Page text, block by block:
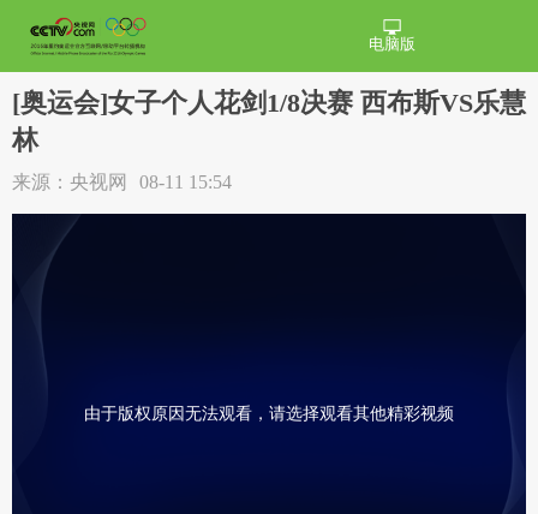
电脑版
[奥运会]女子个人花剑1/8决赛 西布斯VS乐慧
林
来源：央视网 08-11 15:54
由于版权原因无法观看，请选择观看其他精彩视频